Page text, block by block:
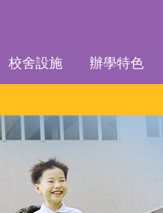
校舍設施 辦學特色